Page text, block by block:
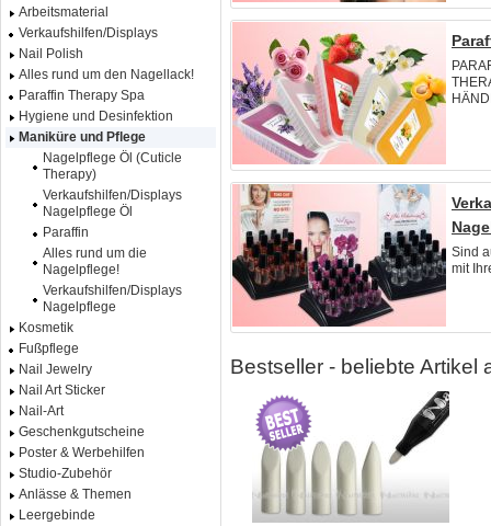
Sind
mit
Bestseller - beliebte Artikel
Arbeitsmaterial
Verkaufshilfen/Displays
Nail Polish
Alles rund um den Nagellack!
Paraffin Therapy Spa
Hygiene und Desinfektion
Maniküre und Pflege
Nagelpflege Öl (Cuticle
Therapy)
Verkaufshilfen/Displays
Nagelpflege Öl
Paraffin
Alles rund um die
Nagelpflege!
Verkaufshilfen/Displays
Nagelpflege
Kosmetik
Fußpflege
Nail Jewelry
Nail Art Sticker
Nail-Art
Geschenkgutscheine
Poster & Werbehilfen
Studio-Zubehör
Anlässe & Themen
Leergebinde